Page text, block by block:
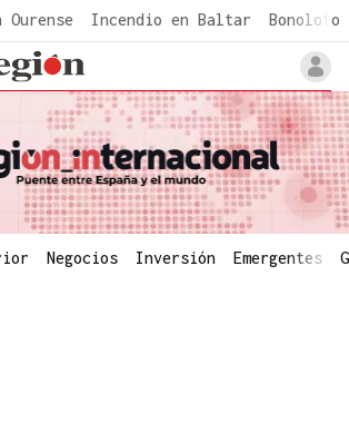
Ourense Incendio en Baltar Bonoloto
Negocios Inversión Emergentes